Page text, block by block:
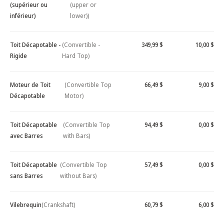
(supérieur ou
inférieur)
(upper or
lower))
Toit Décapotable -
Rigide
(Convertible -
Hard Top)
349,99 $ 10,00 $
Moteur de Toit
Décapotable
(Convertible Top
Motor)
66,49 $ 9,00 $
Toit Décapotable
avec Barres
(Convertible Top
with Bars)
94,49 $ 0,00 $
Toit Décapotable
sans Barres
(Convertible Top
without Bars)
57,49 $ 0,00 $
Vilebrequin(Crankshaft) 60,79 $ 6,00 $